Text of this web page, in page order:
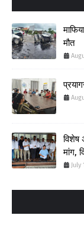
मौत
विशेष
मांग,
July